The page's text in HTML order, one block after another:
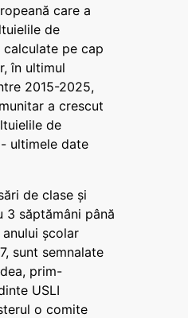
care a
de
calculate pe cap
în ultimul
2015-2025,
a crescut
de
ultimele date
de clase și
3 săptămâni până
școlar
sunt semnalate
prim-
USLI
o comite